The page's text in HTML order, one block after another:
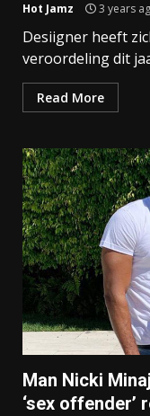
Hot Jamz 3 years
Desiigner heeft
veroordeling dit
Read More
Man Nicki
‘sex offender’